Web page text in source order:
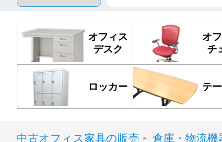
オフィス
デスク
オ
チ
ロッカー テ
中古オフィス家具の販売 > 倉庫・物流機